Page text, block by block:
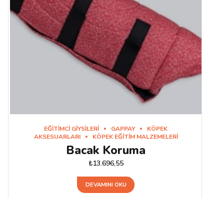
EĞITIMCI GIYSILERI GAPPAY
KÖPEK
AKSESUARLARI
KÖPEK EĞITIM MALZEMELERI
Bacak Koruma
₺13.696,55
DEVAMINI OKU